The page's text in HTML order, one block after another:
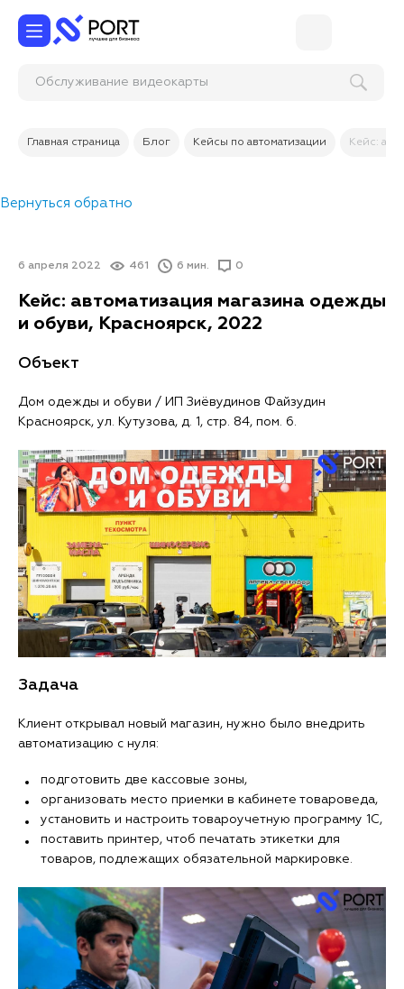
Обслуживание вид
Главная страница Блог Кейсы по автоматизации Кейс:
Вернуться обратно
6 апреля 2022 461 6 мин. 0
Кейс: автоматизация магазина одежды
и обуви, Красноярск, 2022
Объект
Дом одежды и обуви / ИП Зиёвудинов Файзудин
Красноярск, ул. Кутузова, д. 1, стр. 84, пом. 6.
Задача
Клиент открывал новый магазин, нужно было внедрить
автоматизацию с нуля:
подготовить две кассовые зоны,
организовать место приемки в кабинете товароведа,
установить и настроить товароучетную программу 1С,
поставить принтер, чтоб печатать этикетки для
товаров, подлежащих обязательной маркировке.